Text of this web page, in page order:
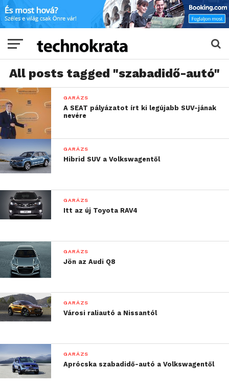
All posts tagged "szabadidő-autó"
GARÁZS
A SEAT pályázatot írt ki legújabb SUV-jának
nevére
GARÁZS
Hibrid SUV a Volkswagentől
GARÁZS
Itt az új Toyota RAV4
GARÁZS
Jön az Audi Q8
GARÁZS
Városi raliautó a Nissantól
GARÁZS
Aprócska szabadidő-autó a Volkswagentől